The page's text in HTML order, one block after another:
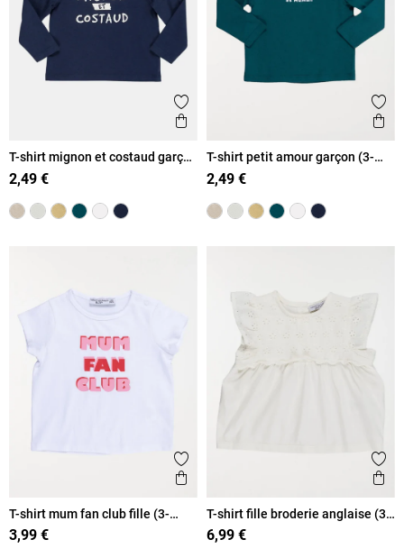
Ajouter aux favoris
Aperçu rapide
T-shirt mignon et costaud garçon
(3-36M)
2,49 €
T-shirt petit amour garçon (3-
36M)
2,49 €
Ajouter aux favoris
Aperçu rapide
T-shirt mum fan club fille (3-
36M)
3,99 €
T-shirt fille broderie anglaise (3-
36M)
6,99 €